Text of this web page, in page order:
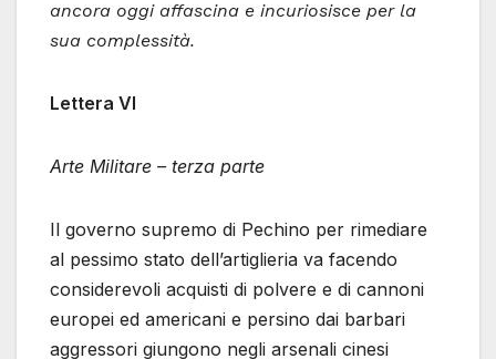
ancora oggi affascina e incuriosisce per la
sua complessità.
Lettera VI
Arte Militare – terza parte
Il governo supremo di Pechino per rimediare
al pessimo stato dell’artiglieria va facendo
considerevoli acquisti di polvere e di cannoni
europei ed americani e persino dai barbari
aggressori giungono negli arsenali cinesi